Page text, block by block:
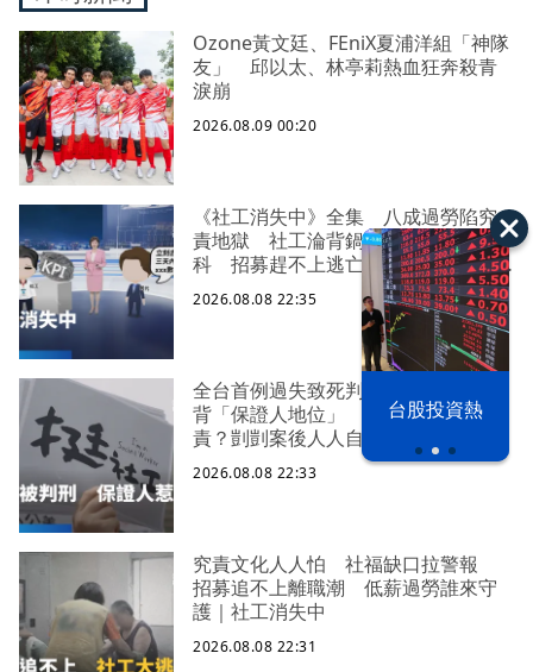
漢光42演習 台股投資熱
Ozone黃文廷、FEniX夏浦洋組「神隊
友」 邱以太、林亭莉熱血狂奔殺青
淚崩
2026.08.09 00:20
《社工消失中》全集 八成過勞陷究
責地獄 社工淪背鍋垃圾桶求助身心
科 招募趕不上逃亡潮 全台社工缺
口警報 揭薪資回捐黑幕 血汗錢遭
剝削
2026.08.08 22:35
全台首例過失致死判刑 社工陳尚潔
背「保證人地位」 機構脫身基層扛
責？剴剴案後人人自危｜社工消失中
2026.08.08 22:33
究責文化人人怕 社福缺口拉警報
招募追不上離職潮 低薪過勞誰來守
護｜社工消失中
2026.08.08 22:31